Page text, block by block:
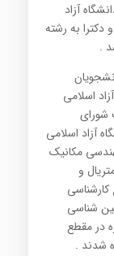
آزاد
و دکترا به رشته
.
اسلامی
شورای
آزاد اسلامی
مکانیک
و
شناسی
در مقطع
شدند .